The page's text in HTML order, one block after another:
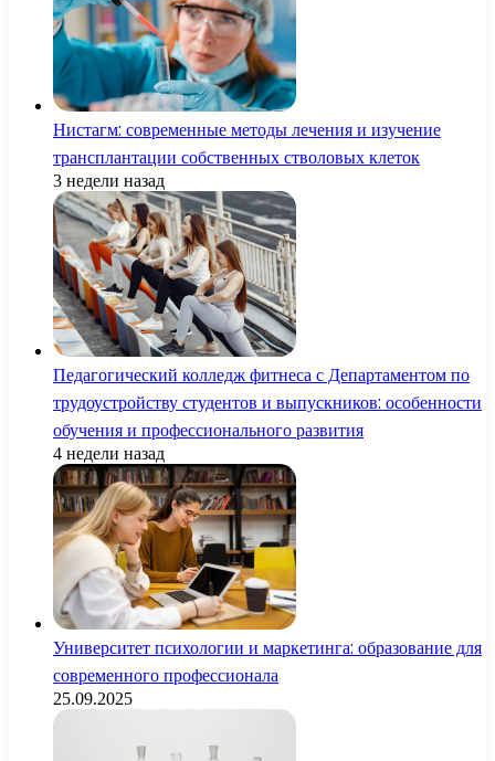
Нистагм: современные методы лечения и изучение
трансплантации собственных стволовых клеток
3 недели назад
Педагогический колледж фитнеса с Департаментом по
трудоустройству студентов и выпускников: особенности
обучения и профессионального развития
4 недели назад
Университет психологии и маркетинга: образование для
современного профессионала
25.09.2025